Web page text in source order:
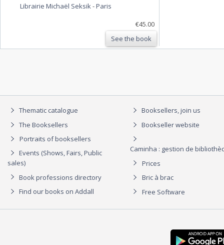
Librairie Michaël Seksik -Paris
€45.00
See the book
Thematic catalogue
The Booksellers
Portraits of booksellers
Events (Shows, Fairs, Public
sales)
Book professions directory
Find our books on Addall
Booksellers, join us
Bookseller website
Caminha : gestion de
Prices
Bric à brac
Free Software